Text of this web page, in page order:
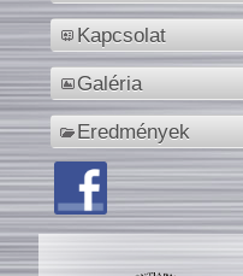
Kapcsolat
Galéria
Eredmények